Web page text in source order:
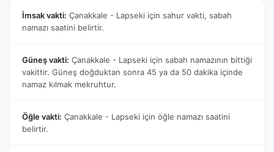
İmsak vakti: Çanakkale - Lapseki için sahur vakti, sabah
namazı saatini belirtir.
Güneş vakti: Çanakkale - Lapseki için sabah namazının bittiği
vakittir. Güneş doğduktan sonra 45 ya da 50 dakika içinde
namaz kılmak mekruhtur.
Öğle vakti: Çanakkale - Lapseki için öğle namazı saatini
belirtir.